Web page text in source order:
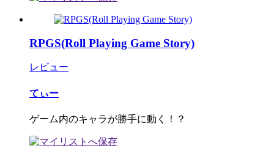
RPGS(Roll Playing Game Story)
レビュー
てぃー
ゲーム内のキャラが勝手に動く！？